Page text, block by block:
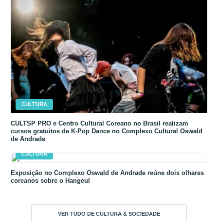
CULTURA
CULTSP PRO e Centro Cultural Coreano no Brasil realizam
cursos gratuitos de K-Pop Dance no Complexo Cultural Oswald
de Andrade
CULTURA
Exposição no Complexo Oswald de Andrade reúne dois olhares
coreanos sobre o Hangeul
VER TUDO DE CULTURA & SOCIEDADE